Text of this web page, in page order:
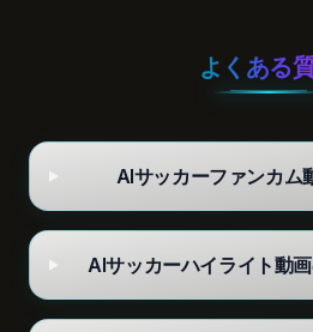
よくある
AIサッカーファンカム
AIサッカーハイライト動